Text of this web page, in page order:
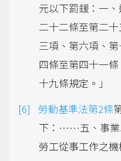
元以下罰鍰：一
二十二條至第二
三項、第六項、
四條至第四十一
十九條規定。」
勞動基準法第2條
下：……五、事業
勞工從事工作之機